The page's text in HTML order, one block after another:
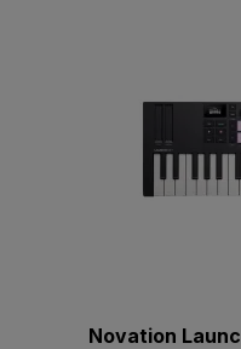
Novation